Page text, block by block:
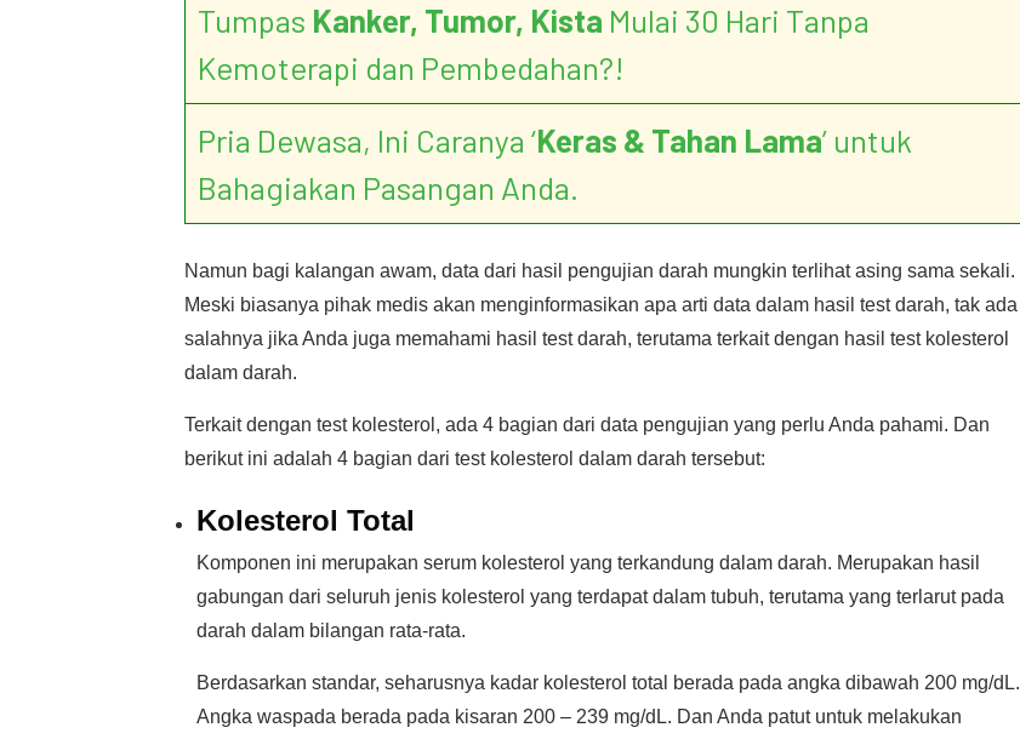
Tumpas Kanker, Tumor, Kista Mulai 30 Hari Tanpa
Kemoterapi dan Pembedahan?!
Pria Dewasa, Ini Caranya ‘Keras & Tahan Lama’ untuk
Bahagiakan Pasangan Anda.
Namun bagi kalangan awam, data dari hasil pengujian darah mungkin terlihat asing sama sekali.
Meski biasanya pihak medis akan menginformasikan apa arti data dalam hasil test darah, tak ada
salahnya jika Anda juga memahami hasil test darah, terutama terkait dengan hasil test kolesterol
dalam darah.
Terkait dengan test kolesterol, ada 4 bagian dari data pengujian yang perlu Anda pahami. Dan
berikut ini adalah 4 bagian dari test kolesterol dalam darah tersebut:
Kolesterol Total
Komponen ini merupakan serum kolesterol yang terkandung dalam darah. Merupakan hasil
gabungan dari seluruh jenis kolesterol yang terdapat dalam tubuh, terutama yang terlarut pada
darah dalam bilangan rata-rata.
Berdasarkan standar, seharusnya kadar kolesterol total berada pada angka dibawah 200 mg/dL.
Angka waspada berada pada kisaran 200 – 239 mg/dL. Dan Anda patut untuk melakukan